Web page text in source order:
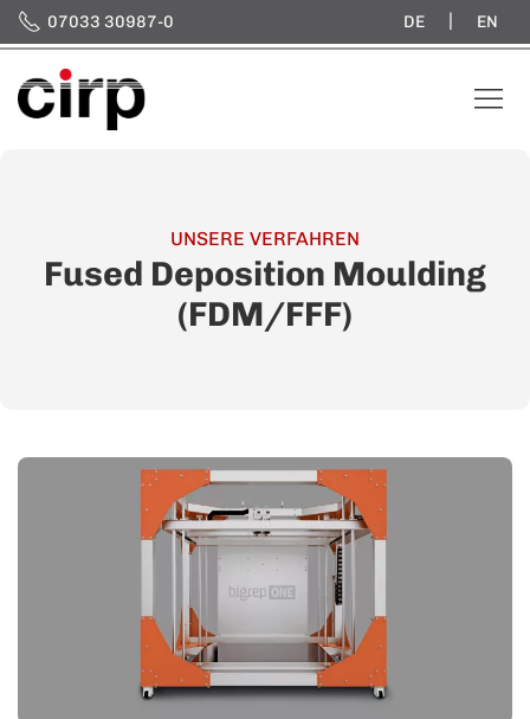
07033 30987-0 DE | EN
UNSERE VERFAHREN
Fused Deposition Moulding
(FDM/FFF)